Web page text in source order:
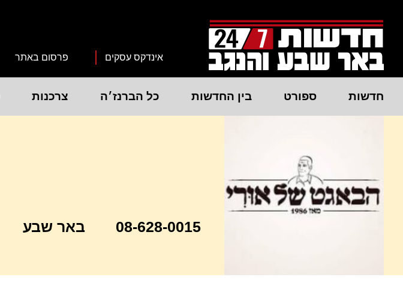
אינדקס עסקים פרסום באתר
חדשות ספורט בין החדשות כל הברנז׳ה צרכנות
08-628-0015 באר שבע